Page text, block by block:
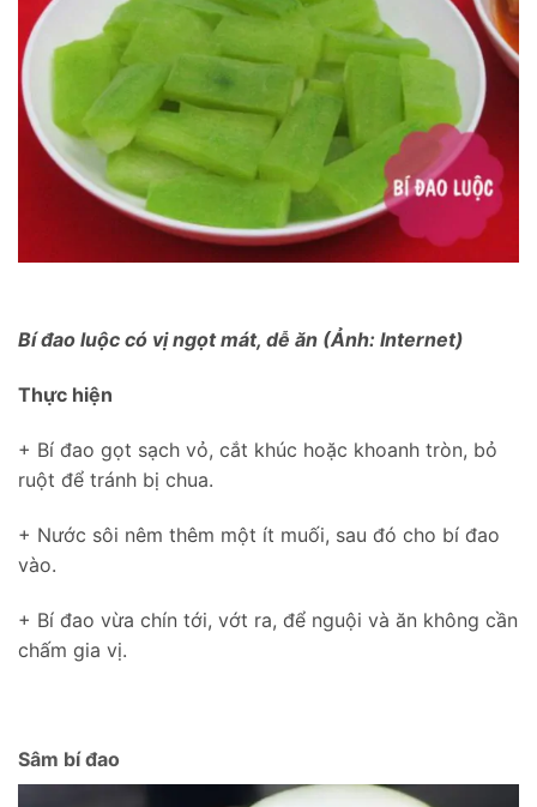
Bí đao luộc có vị ngọt mát, dễ ăn (Ảnh: Internet)
Thực hiện
+ Bí đao gọt sạch vỏ, cắt khúc hoặc khoanh tròn, bỏ
ruột để tránh bị chua.
+ Nước sôi nêm thêm một ít muối, sau đó cho bí đao
vào.
+ Bí đao vừa chín tới, vớt ra, để nguội và ăn không cần
chấm gia vị.
Sâm bí đao